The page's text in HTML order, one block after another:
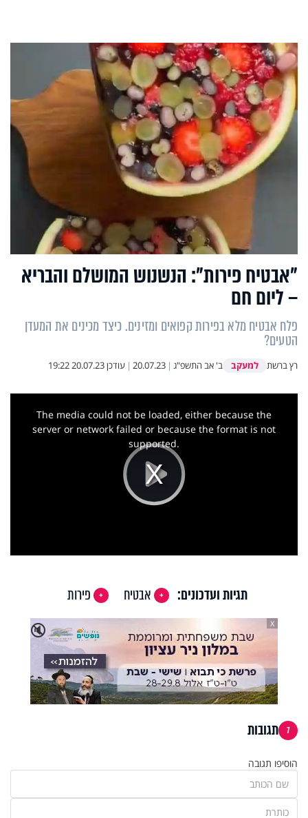
"אבטיח פירות": הנשנוש המושלם והבריא
– ליום חם
פלח אבטיח מלא בפירות קפואים ומזינים. כיצד מכינים את המעדן
הטעים?
רץ ברשת למעקב ב' אב התשפ"ג |
20.07.23
| עודכן20.07.23 19:22
Play
Video
This
The media could not be loaded, either because the
server or network failed or because the format is not
supported.
תגיות ועדכונים: אבטיח
פירות
🔇
X
7 תגובות
הוסיפו תגובה